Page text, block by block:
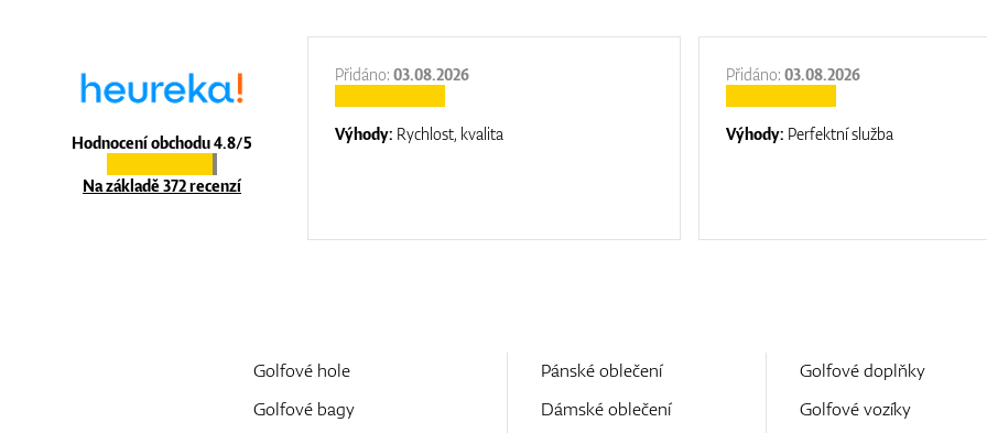
Hodnocení obchodu 4.8/5
Na základě 372 recenzí
Přidáno:03.08.2026
Výhody: Rychlost, kvalita
Přidáno:03.08.2026
Výhody: Perfektní služba
Golfové hole
Golfové bagy
Pánské oblečení
Dámské oblečení
Golfové doplňky
Golfové vozíky